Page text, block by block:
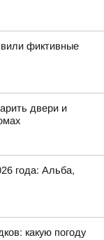
фиктивные
двери и
года: Альба,
какую погоду